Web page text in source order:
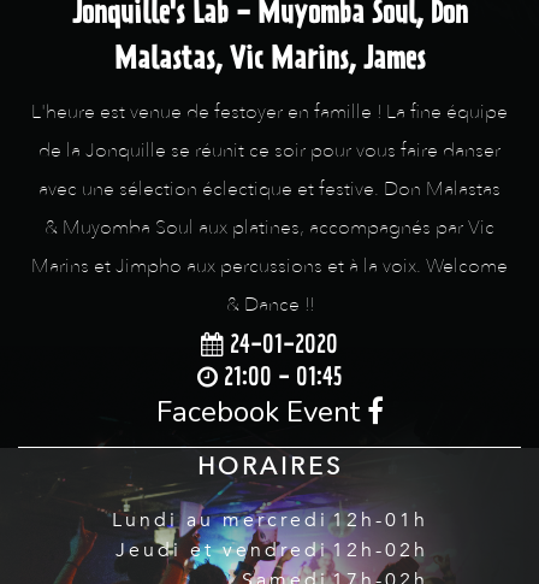
Jonquille's Lab - Muyomba Soul, Don
Malastas, Vic Marins, James
L'heure est venue de festoyer en famille ! La fine équipe
de la Jonquille se réunit ce soir pour vous faire danser
avec une sélection éclectique et festive. Don Malastas
& Muyomba Soul aux platines, accompagnés par Vic
Marins et Jimpho aux percussions et à la voix. Welcome
& Dance !!
24-01-2020
21:00 - 01:45
Facebook Event
HORAIRES
Lundi au mercredi
Jeudi et vendredi
12h-01h
12h-02h